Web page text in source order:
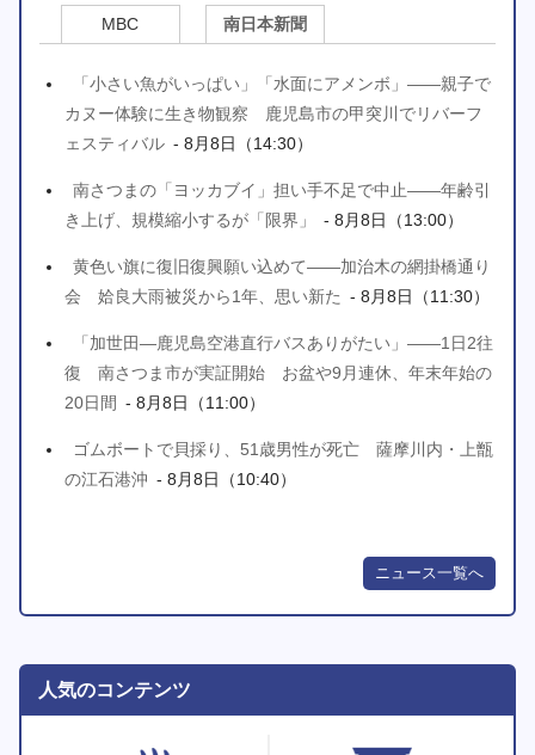
MBC 南日本新聞
「小さい魚がいっぱい」「水面にアメンボ」――親子で
カヌー体験に生き物観察 鹿児島市の甲突川でリバーフ
ェスティバル - 8月8日（14:30）
南さつまの「ヨッカブイ」担い手不足で中止――年齢引
き上げ、規模縮小するが「限界」
- 8月8日（13:00）
黄色い旗に復旧復興願い込めて――加治木の網掛橋通り
会 姶良大雨被災から1年、思い新た - 8月8日（11:30）
「加世田―鹿児島空港直行バスありがたい」――1日2往
復 南さつま市が実証開始 お盆や9月連休、年末年始の
20日間 - 8月8日（11:00）
ゴムボートで貝採り、51歳男性が死亡 薩摩川内・上甑
の江石港沖 - 8月8日（10:40）
ニュース一覧へ
人気のコンテンツ